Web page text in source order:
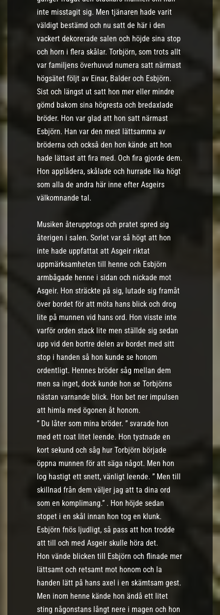
inte misstagit sig. Men tjänaren hade varit
väldigt bestämd och nu satt de här i den
vackert dekorerade salen och höjde sina stop
och horn i flera skålar. Torbjörn, som trots allt
var familjens överhuvud numera satt närmast
högsätet följt av Einar, Balder och Esbjörn.
Sist och längst ut satt hon mer eller mindre
gömd bakom sina högresta och bredaxlade
bröder. Hon var glad att hon satt närmast
Esbjörn. Han var den mest lättsamma av
bröderna och också den hon kände att hon
hade lättast att fira med. Och fira gjorde dem.
Hon applådera, skålade och hurrade lika högt
som alla de andra här inne efter Asgeirs
välkomnande tal.
Musiken återupptogs och pratet spred sig
återigen i salen. Sorlet var så högt att hon
inte hade uppfattat att Asgeir riktat
uppmärksamheten till henne och Esbjörn
armbågade henne i sidan och nickade mot
Asgeir. Hon sträckte på sig, lutade sig framåt
över bordet för att möta hans blick och drog
lite på munnen vid hans ord. Hon visste inte
varför orden stack lite men ställde sig sedan
upp vid den bortre delen av bordet med sitt
stop i handen så hon kunde se honom
ordentligt. Hennes bröder såg mellan dem
men sa inget, dock kunde hon se Torbjörns
nästan varnande blick. Hon bet ner impulsen
att himla med ögonen åt honom.
” Du låter som mina bröder. ” svarade hon
med ett roat litet leende. Hon tystnade en
kort sekund och såg hur Torbjörn började
öppna munnen för att säga något. Men hon
log hastigt ett snett, vänligt leende. ” Men till
skillnad från dem väljer jag att ta dina ord
som en komplimang.” . Hon höjde sedan
stopet i en skål innan hon tog en klunk.
Esbjörn fnös ljudligt, så pass att hon trodde
att till och med Asgeir skulle höra det.
Hon vände blicken till Esbjörn och flinade mer
lättsamt och retsamt mot honom och la
handen lätt på hans axel i en skämtsam gest.
Men inom henne kände hon ändå ett litet
sting någonstans långt nere i magen och hon